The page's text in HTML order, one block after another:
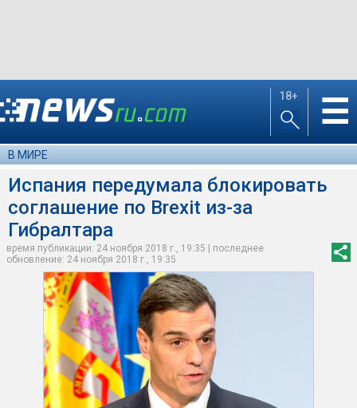
18+ ☰
В МИРЕ
Испания передумала блокировать
соглашение по Brexit из-за
Гибралтара
время публикации: 24 ноября 2018 г., 19:35 | последнее
обновление: 24 ноября 2018 г., 19:35